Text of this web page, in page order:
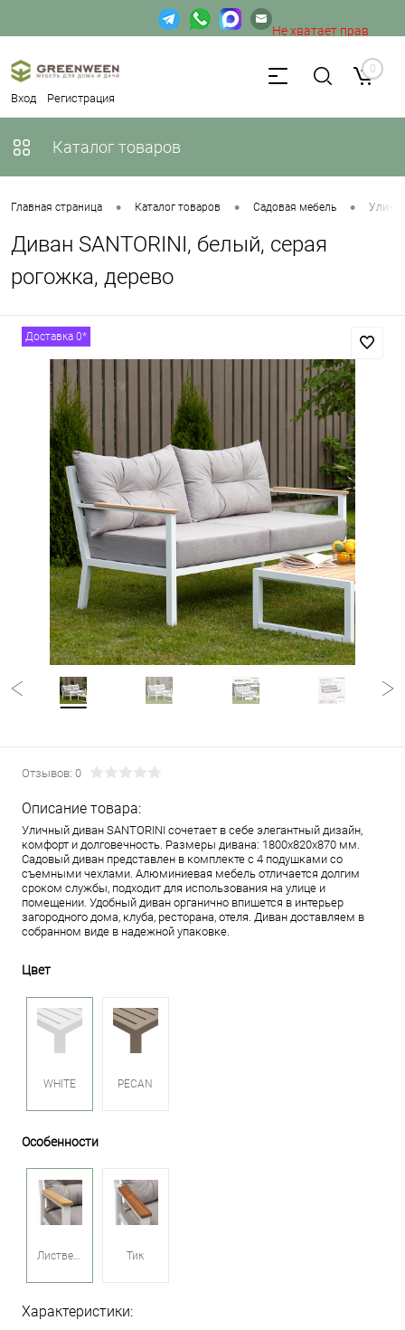
Вход Регистрация
Не хватает прав
доступа к веб-форме. 0
Каталог товаров
Главная страница • Каталог товаров • Садовая мебель •
Диван SANTORINI, белый, серая
рогожка, дерево
Доставка 0*
Отзывов: 0
Описание товара:
Уличный диван SANTORINI сочетает в себе элегантный дизайн,
комфорт и долговечность. Размеры дивана: 1800х820х870 мм.
Садовый диван представлен в комплекте с 4 подушками со
съемными чехлами. Алюминиевая мебель отличается долгим
сроком службы, подходит для использования на улице и
помещении. Удобный диван органично впишется в интерьер
загородного дома, клуба, ресторана, отеля. Диван доставляем в
собранном виде в надежной упаковке.
Цвет
WHITE PECAN
Особенности
Лиственница Тик
Характеристики: